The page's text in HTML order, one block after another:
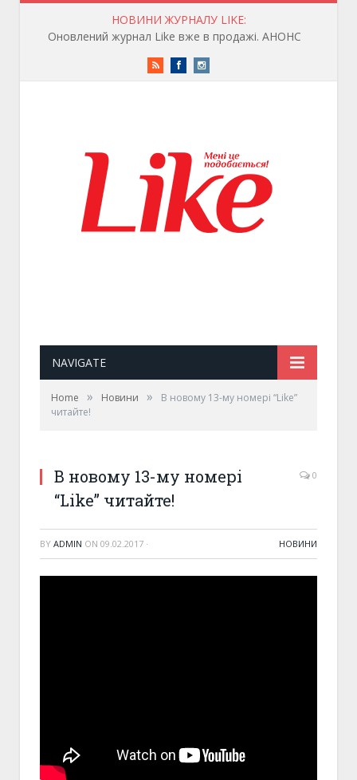
НОВИНИ ЖУРНАЛУ LIKE:
Оновлений журнал Like вже в продажі. АНОНС
RSS FacebookInstagram
NAVIGATE
Home » Новини »
В новому 13-му номері “Like”
читайте!
В новому 13-му номері
“Like” читайте!
0
BY ADMIN ON 09.02.2017 · НОВИНИ